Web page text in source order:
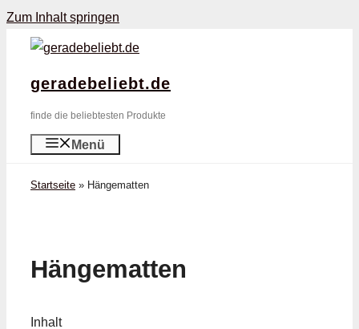
Zum Inhalt springen
geradebeliebt.de
finde die beliebtesten Produkte
Menü
Startseite » Hängematten
Hängematten
Inhalt